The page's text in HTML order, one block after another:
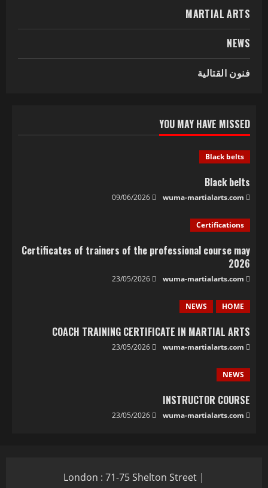
MARTIAL ARTS
NEWS
فنون القتالية
YOU MAY HAVE MISSED
Black belts
Black belts
wuma-martialarts.com
Certifications
Certificates of trainers of the professional course may
2026
wuma-martialarts.com
HOME
NEWS
COACH TRAINING CERTIFICATE IN MARTIAL ARTS
wuma-martialarts.com
NEWS
INSTRUCTOR COURSE
wuma-martialarts.com
London : 71-75 Shelton Street |